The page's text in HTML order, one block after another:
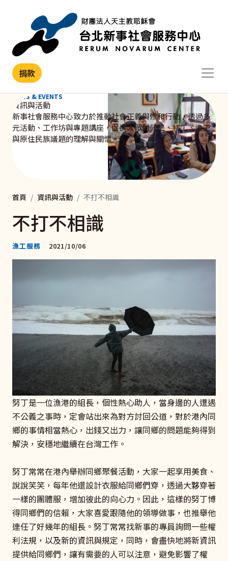
捐款
NEWS & EVENTS
資訊與活動
新事社會服務中心致力於推動社會正義與修和行動，透過多
元活動、工作坊與專題講座，促進大眾對勞工、移工、漁工
與原住民族議題的理解與關懷。
首頁 資訊與活動 不打不相識
不打不相識
漁工服務 2021/10/06
努丁是一位漁港的組長，個性熱心助人，當身邊的人遭遇
不公義之事時，定會站出來為對方討回公道，對於港內同
鄉的事情相當熱心，出錢又出力，讓同鄉的問題能夠得到
解決，安穩地繼續在台灣工作。
努丁常常在港內舉辦同鄉聚餐活動，大家一起享用美食、
說說笑笑，每年他還設計衣服給同鄉們穿，透過大夥穿著
一樣的團體服，增加彼此的向心力。因此，這樣的努丁博
得同鄉們的信賴，大家喜愛跟隨他的領導做事，也推舉他
連任了好幾年的組長。努丁常常找新事的專員詢問一些權
利法規，以及新的資訊與規定，同時，會盡快地將新資訊
提供給同鄉們，讓有需要的人可以注意，避免影響了權